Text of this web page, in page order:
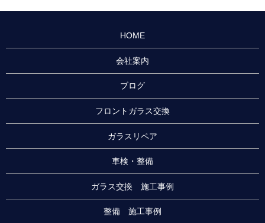
HOME
会社案内
ブログ
フロントガラス交換
ガラスリペア
車検・整備
ガラス交換 施工事例
整備 施工事例